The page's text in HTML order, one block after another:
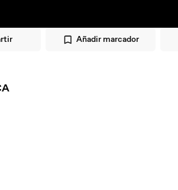
Añadir marcador